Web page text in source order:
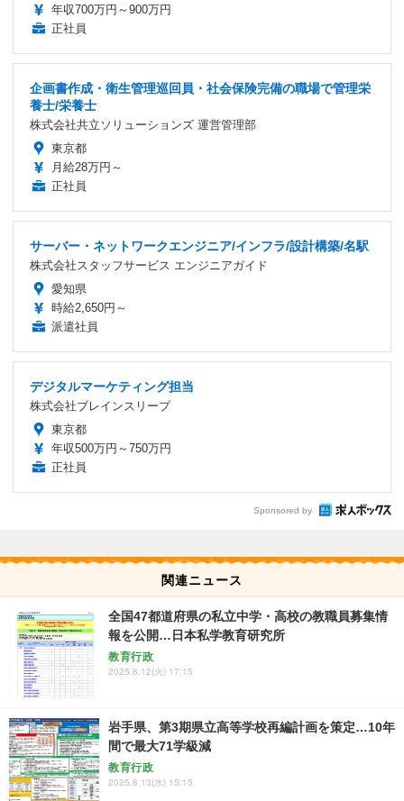
年収700万円～900万円
正社員
企画書作成・衛生管理巡回員・社会保険完備の職場で管理栄
養士/栄養士
株式会社共立ソリューションズ 運営管理部
東京都
月給28万円～
正社員
サーバー・ネットワークエンジニア/インフラ/設計構築/名駅
株式会社スタッフサービス エンジニアガイド
愛知県
時給2,650円～
派遣社員
デジタルマーケティング担当
株式会社ブレインスリープ
東京都
年収500万円～750万円
正社員
Sponsored by
関連ニュース
全国47都道府県の私立中学・高校の教職員募集情
報を公開…日本私学教育研究所
教育行政
2025.8.12(火) 17:15
岩手県、第3期県立高等学校再編計画を策定…10年
間で最大71学級減
教育行政
2025.8.13(水) 15:15